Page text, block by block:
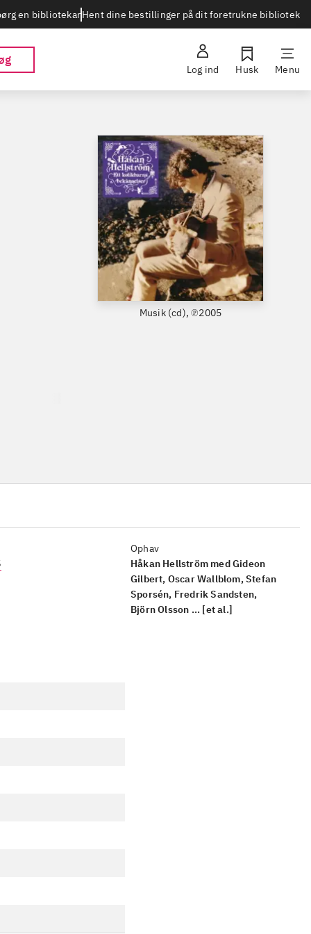
en bibliotekarHent dine bestillinger på dit foretrukne bibliotek
Log ind Husk Menu
Musik (cd), ℗2005
Ophav
Håkan Hellström med Gideon
Gilbert, Oscar Wallblom, Stefan
Sporsén, Fredrik Sandsten,
Björn Olsson ... [et al.]